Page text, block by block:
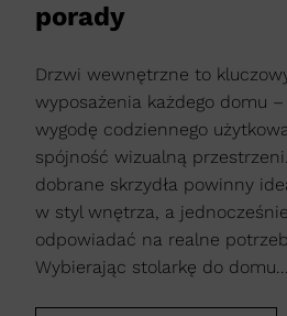
porady
Drzwi wewnętrzne to
wyposażenia każdego domu
wygodę codziennego
spójność wizualną
dobrane skrzydła powinny
w styl wnętrza, a
odpowiadać na realne
Wybierając stolarkę do domu...